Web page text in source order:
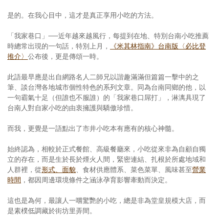
訂閱電子報
是的。在我心目中，這才是真正享用小吃的方法。
「我家巷口」──近年越來越風行，每提到在地、特別台南小吃推薦
時總常出現的一句話，特別上月，
《米其林指南》台南版〈必比登
推介〉 公布後，更是傳頌一時。
此語最早應是出自網路名人二師兄以諧趣滿滿但篇篇一擊中的之
筆、談台灣各地城市個性特色的系列文章。同為台南同鄉的他，以
一句霸氣十足（但誰也不服誰）的「我家巷口屌打」，淋漓具現了
台南人對自家小吃的由衷擁護與驕傲珍惜。
而我，更覺是一語點出了市井小吃本有應有的核心神髓。
始終認為，相較於正式餐館、高級餐廳來，小吃從來非為自顧自獨
立的存在，而是生於長於煙火人間，緊密連結、扎根於所處地域和
人群裡，從形式、面貌、食材供應體系、菜色菜單、風味甚至營業
時間 ，都因周邊環境條件之涵泳孕育影響牽動而決定。
這也是為何，最讓人一嚐驚艷的小吃，總是非為堂皇規模大店，而
是素樸低調藏於街坊里弄間。